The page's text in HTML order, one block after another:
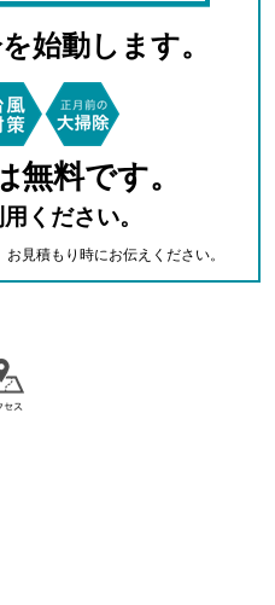
始動します。
無料です。
ください。
見積もり時にお伝えください。